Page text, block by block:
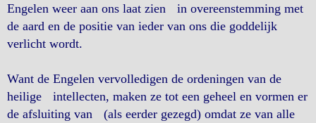
Engelen weer aan ons laat zien in overeenstemming met
de aard en de positie van ieder van ons die goddelijk
verlicht wordt.
Want de Engelen vervolledigen de ordeningen van de
heilige intellecten, maken ze tot een geheel en vormen er
de afsluiting van (als eerder gezegd) omdat ze van alle